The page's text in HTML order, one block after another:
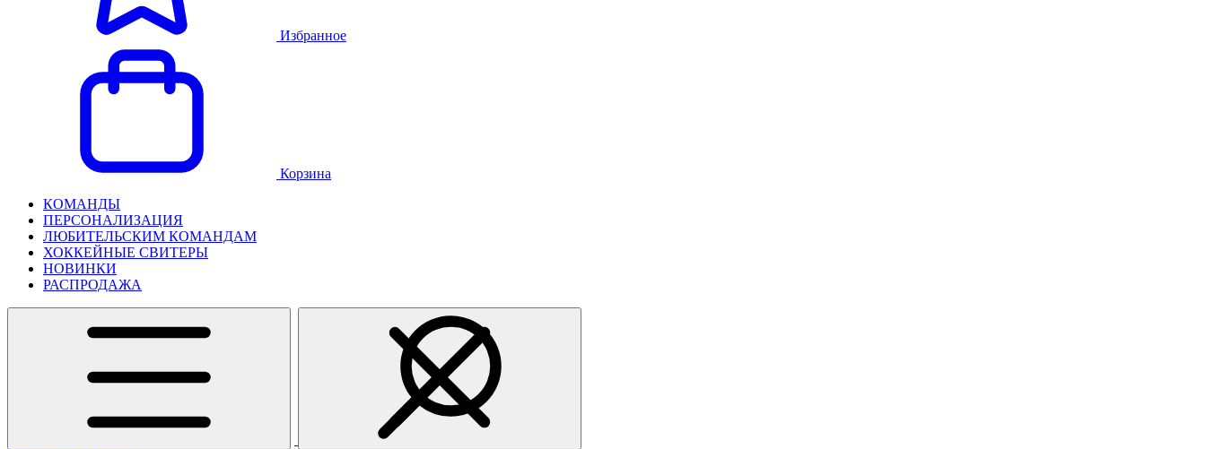
Избранное
Корзина
КОМАНДЫ
ПЕРСОНАЛИЗАЦИЯ
ЛЮБИТЕЛЬСКИМ КОМАНДАМ
ХОККЕЙНЫЕ СВИТЕРЫ
НОВИНКИ
РАСПРОДАЖА